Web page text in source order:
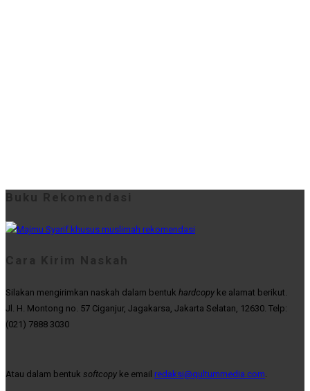
Buku Rekomendasi
Cara Kirim Naskah
Silakan mengirimkan naskah dalam bentuk hardcopy ke alamat berikut.
Jl. H. Montong no. 57 Ciganjur, Jagakarsa, Jakarta Selatan, 12630. Telp:
(021) 7888 3030
Atau dalam bentuk softcopy ke email redaksi@qultummedia.com